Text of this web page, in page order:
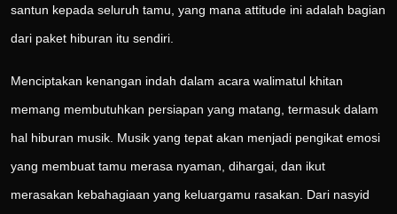
santun kepada seluruh tamu, yang mana attitude ini adalah bagian
dari paket hiburan itu sendiri.
Menciptakan kenangan indah dalam acara walimatul khitan
memang membutuhkan persiapan yang matang, termasuk dalam
hal hiburan musik. Musik yang tepat akan menjadi pengikat emosi
yang membuat tamu merasa nyaman, dihargai, dan ikut
merasakan kebahagiaan yang keluargamu rasakan. Dari nasyid